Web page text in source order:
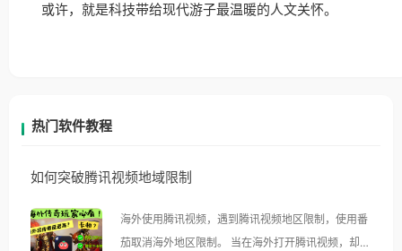
或许，就是科技带给现代游子最温暖的人文关怀。
热门软件教程
如何突破腾讯视频地域限制
海外使用腾讯视频，遇到腾讯视频地区限制，使用番
茄取消海外地区限制。 当在海外打开腾讯视频，却突